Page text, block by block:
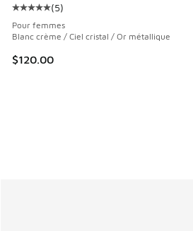
Cote moyenne du client - [5 sur 5
(5)
Pour femmes
Blanc crème / Ciel cristal / Or métallique
$120.00